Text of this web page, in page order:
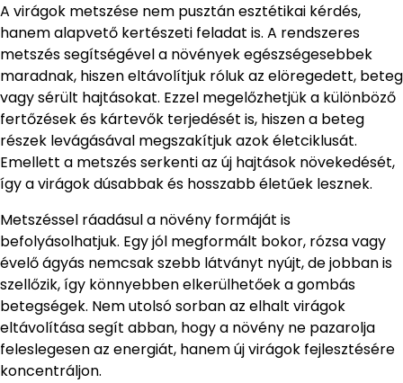
A virágok metszése nem pusztán esztétikai kérdés,
hanem alapvető kertészeti feladat is. A rendszeres
metszés segítségével a növények egészségesebbek
maradnak, hiszen eltávolítjuk róluk az elöregedett, beteg
vagy sérült hajtásokat. Ezzel megelőzhetjük a különböző
fertőzések és kártevők terjedését is, hiszen a beteg
részek levágásával megszakítjuk azok életciklusát.
Emellett a metszés serkenti az új hajtások növekedését,
így a virágok dúsabbak és hosszabb életűek lesznek.
Metszéssel ráadásul a növény formáját is
befolyásolhatjuk. Egy jól megformált bokor, rózsa vagy
évelő ágyás nemcsak szebb látványt nyújt, de jobban is
szellőzik, így könnyebben elkerülhetőek a gombás
betegségek. Nem utolsó sorban az elhalt virágok
eltávolítása segít abban, hogy a növény ne pazarolja
feleslegesen az energiát, hanem új virágok fejlesztésére
koncentráljon.